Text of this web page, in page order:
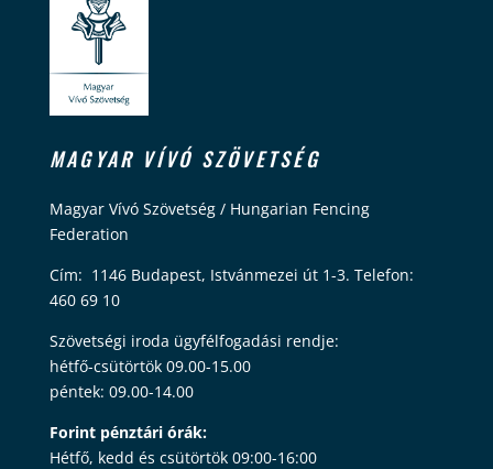
MAGYAR VÍVÓ SZÖVETSÉG
Magyar Vívó Szövetség / Hungarian Fencing
Federation
Cím: 1146 Budapest, Istvánmezei út 1-3. Telefon:
460 69 10
Szövetségi iroda ügyfélfogadási rendje:
hétfő-csütörtök 09.00-15.00
péntek: 09.00-14.00
Forint pénztári órák:
Hétfő, kedd és csütörtök 09:00-16:00